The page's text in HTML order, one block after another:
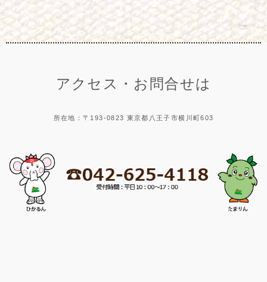
アクセス・お問合せは
所在地：〒193-0823 東京都八王子市横川町603